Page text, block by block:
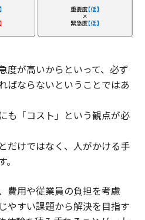
度が高いからといって、必ず
ばならないということではあ
も「コスト」という観点が必
だけではなく、人がかける手
費用や従業員の負担を考慮
やすい課題から解決を目指す